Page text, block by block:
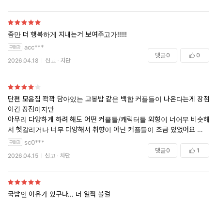
좀만 더 행복하게 지내는거 보여주고가!!!!!
acc***
2026.04.18 신고 차단
댓글0 0
단편 모음집 꽉꽉 담아있는 고봉밥 같은 백합 커플들이 나온다는게 장점
이긴 장점이지만
아무리 다양하게 하려 해도 어떤 커플들/캐릭터들 외형이 너어무 비슷해
서 헷갈리거나 너무 다양해서 취향이 아닌 커플들이 조금 있었어요
거기다가 모든 인물들이 얼기설기 약간 엮여 있어서 2권을 바로 읽은 저
한테는 그 혼란이 더했던… 재탕을 하면 좀 나아지겠지만! 재탕은 사실 좋
았던 커플들 때문에 할것도 같지만!
1권 첫 커플이 제일 취향이었어요
sc0***
2026.04.15 신고 차단
댓글0 1
국밥인 이유가 있구나... 더 일찍 볼걸